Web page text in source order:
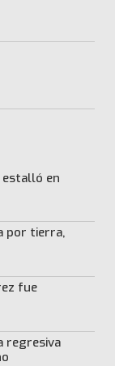
en
por tierra,
fue
regresiva